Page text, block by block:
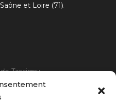
Saône et Loire (71).
Tassigny